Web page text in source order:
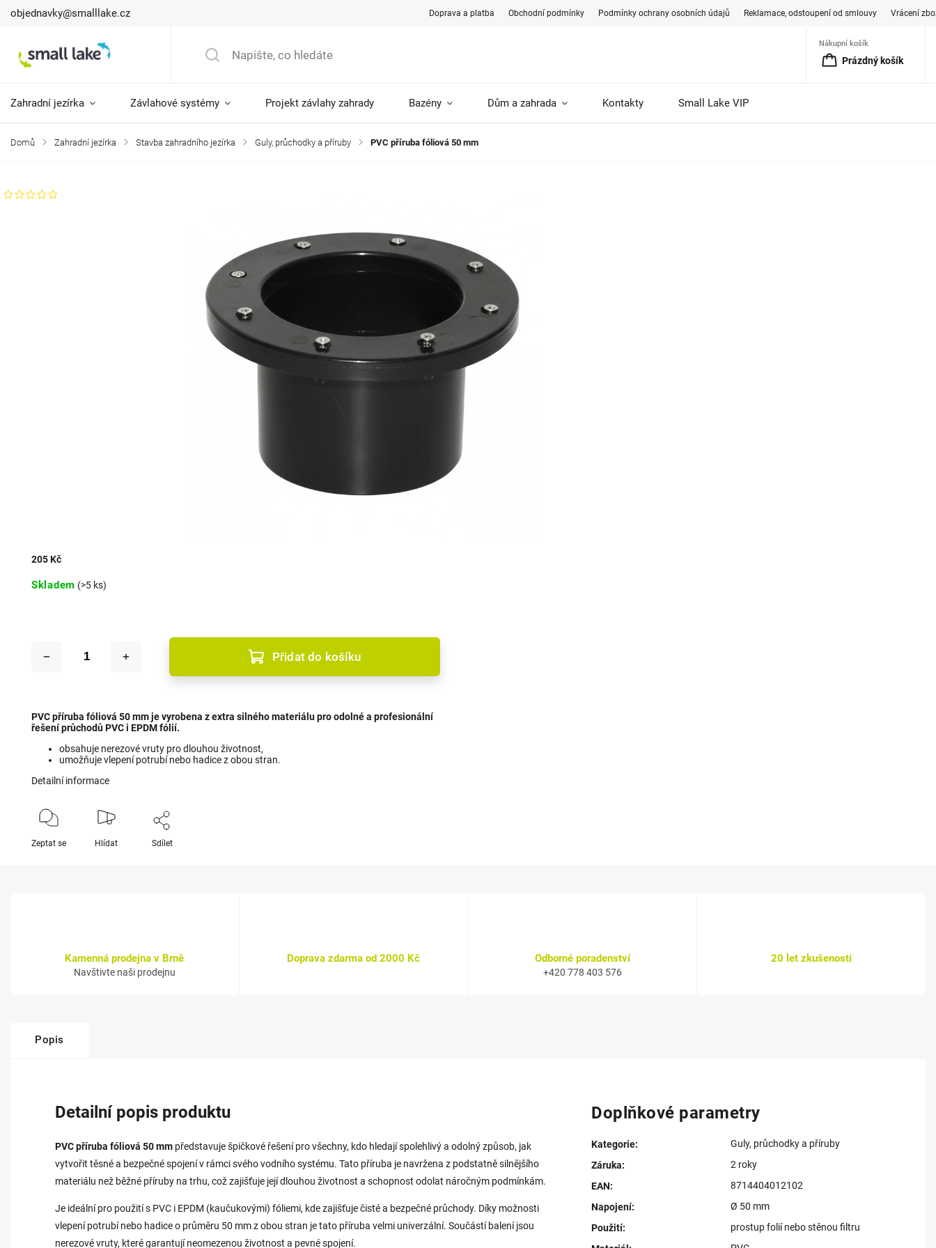
objednavky@smalllake.cz Doprava a platba Obchodní podmínky Podmínky ochrany osobních údajů Reklamace, odstoupení od smlouvy Vrácení
Nákupní košík
Prázdný košík
Zahradní jezírka Závlahové systémy Projekt závlahy zahrady Bazény Dům a zahrada Kontakty Small Lake VIP
Domů / Zahradní jezírka / Stavba zahradního jezírka / Guly, průchodky a příruby / PVC příruba fóliová 50 mm
205 Kč
Skladem (>5 ks)
Přidat do košíku
PVC příruba fóliová 50 mm je vyrobena z extra silného materiálu pro odolné a profesionální
řešení průchodů PVC i EPDM fólií.
obsahuje nerezové vruty pro dlouhou životnost,
umožňuje vlepení potrubí nebo hadice z obou stran.
Detailní informace
Zeptat se Hlídat Sdílet
Kamenná prodejna v Brně
Navštivte naši prodejnu
Doprava zdarma od 2000 Kč Odborné poradenství
+420 778 403 576
20 let zkušeností
Popis
Detailní popis produktu
PVC příruba fóliová 50 mm představuje špičkové řešení pro všechny, kdo hledají spolehlivý a odolný způsob, jak
vytvořit těsné a bezpečné spojení v rámci svého vodního systému. Tato příruba je navržena z podstatně silnějšího
materiálu než běžné příruby na trhu, což zajišťuje její dlouhou životnost a schopnost odolat náročným podmínkám.
Je ideální pro použití s PVC i EPDM (kaučukovými) fóliemi, kde zajišťuje čisté a bezpečné průchody. Díky možnosti
vlepení potrubí nebo hadice o průměru 50 mm z obou stran je tato příruba velmi univerzální. Součástí balení jsou
nerezové vruty, které garantují neomezenou životnost a pevné spojení.
Doplňkové parametry
Kategorie:
Guly, průchodky a příruby
Záruka:
2 roky
EAN:
8714404012102
Napojení:
Ø 50 mm
Použití:
prostup folií nebo stěnou filtru